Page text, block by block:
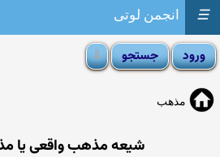
انجمن لوتی ☰
مذهب
شیعه مذهب واقعی یا